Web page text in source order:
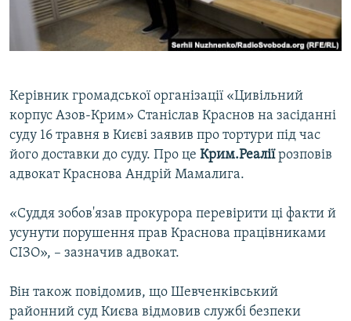
ВІДЕОУРОКИ «ELIFBE»
СВІДЧЕННЯ ОКУПАЦІЇ
ІНФОГРАФІКА
Русский
Qırımtatar
ДОЛУЧАЙСЯ!
Усі сайти RFE/RL
Керівник громадської організації «Цивільний
корпус Азов-Крим» Станіслав Краснов на засіданні
суду 16 травня в Києві заявив про тортури під час
його доставки до суду. Про це Крим.Реаліїрозповів
адвокат Краснова Андрій Мамалига.
«Суддя зобов'язав прокурора перевірити ці факти й
усунути порушення прав Краснова працівниками
СІЗО», – зазначив адвокат.
Він також повідомив, що Шевченківський
районний суд Києва відмовив службі безпеки